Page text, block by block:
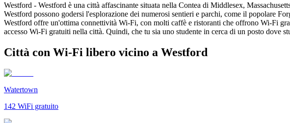
Westford - Westford è una città affascinante situata nella Contea di Middlesex,
Westford possono godersi l'esplorazione dei numerosi sentieri e parchi, come il popolare
Westford offre un'ottima connettività Wi-Fi, con molti caffè e ristoranti che offrono Wi-Fi
accesso Wi-Fi gratuiti nella città. Quindi, che tu sia uno studente in cerca di un posto dove
Città con Wi-Fi libero vicino a Westford
Watertown
142 WiFi gratuito